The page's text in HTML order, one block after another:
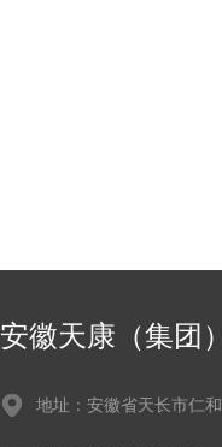
安徽天康（集团
地址：安徽省天长市仁